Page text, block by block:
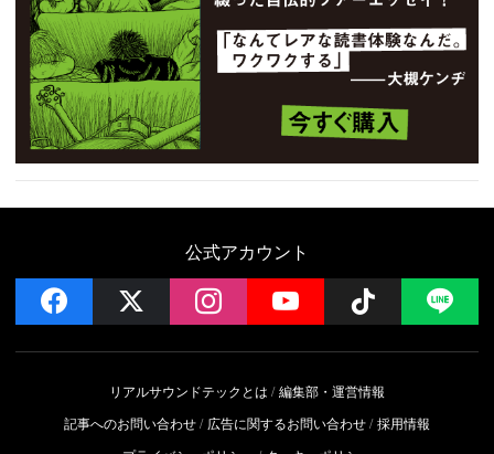
公式アカウント
facebook instagramYouTube Follow
リアルサウンドテックとは
編集部・運営情報
記事へのお問い合わせ
広告に関するお問い合わせ 採用情報